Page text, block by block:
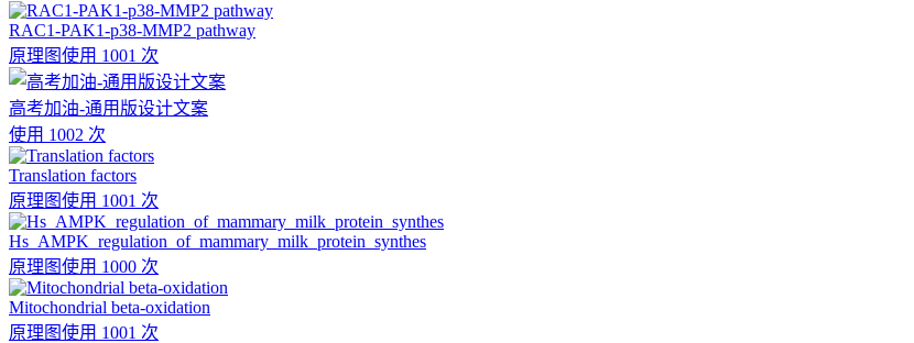
RAC1-PAK1-p38-MMP2 pathway
原理图使用 1001 次
高考加油-通用版设计文案
使用 1002 次
Translation factors
原理图使用 1001 次
Hs_AMPK_regulation_of_mammary_milk_protein_synthes
原理图使用 1000 次
Mitochondrial beta-oxidation
原理图使用 1001 次